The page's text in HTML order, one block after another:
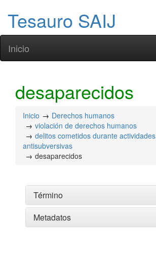
Tesauro SAIJ
Inicio
desaparecidos
Inicio
Derechos humanos
violación de derechos humanos
delitos cometidos durante actividades
antisubversivas
desaparecidos
Término
Metadatos